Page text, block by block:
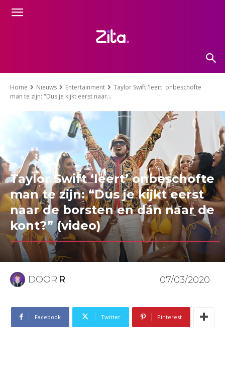
Home Nieuws Entertainment
Taylor Swift 'leert' onbeschofte
man te zijn: "Dus je kijkt eerst naar...
Taylor Swift ‘leert’ onbeschofte
man te zijn: “Dus je kijkt eerst
naar de borsten en dán naar de
kont?” (video)
DOOR R 07/03/2020
Facebook Twitter Pinterest